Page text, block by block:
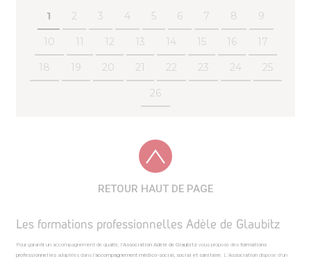
1 2 3 4 5 6 7 8 9
10 11 12 13 14 15 16 17
18 19 20 21 22 23 24 25
26
RETOUR HAUT DE PAGE
Les formations professionnelles Adèle de Glaubitz
Pour garantir un accompagnement de qualité, l’Association Adèle de Glaubitz vous propose desformations
professionnelles adaptées dans l’accompagnement médico-social, social et sanitaire . L’Association dispose d’un